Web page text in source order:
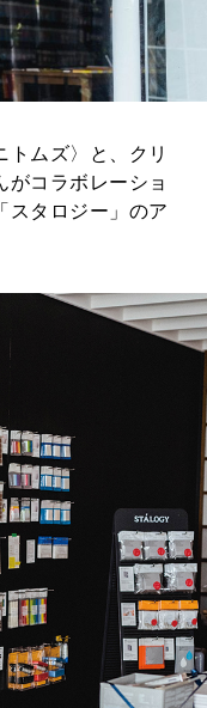
トムズ〉と、クリ
がコラボレーショ
スタロジー」のア